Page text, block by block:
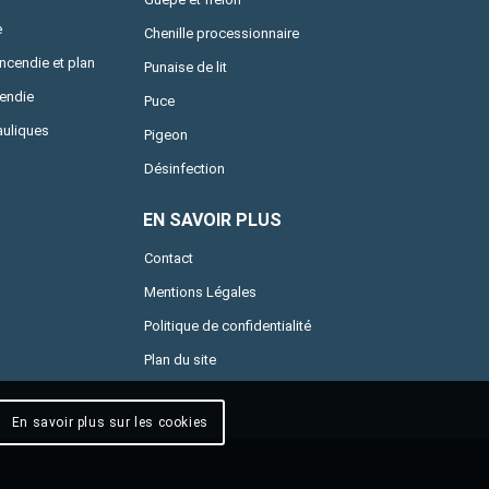
et plan
Chenille processionnaire
Punaise de lit
Puce
Pigeon
Désinfection
EN SAVOIR PLUS
Contact
Mentions Légales
Politique de confidentialité
Plan du site
En savoir plus sur les cookies